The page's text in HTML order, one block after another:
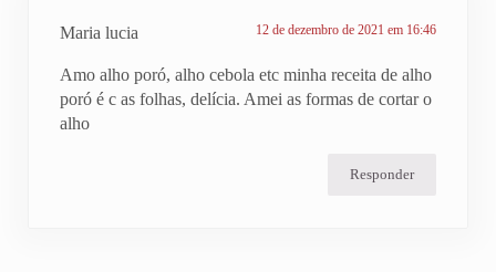
Maria lucia 12 de dezembro de 2021 em 16:46
Amo alho poró, alho cebola etc minha receita de alho
poró é c as folhas, delícia. Amei as formas de cortar o
alho
Responder